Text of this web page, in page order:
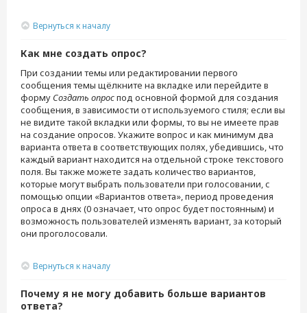
Вернуться к началу
Как мне создать опрос?
При создании темы или редактировании первого
сообщения темы щёлкните на вкладке или перейдите в
формуСоздать опроспод основной формой для создания
сообщения, в зависимости от используемого стиля; если вы
не видите такой вкладки или формы, то вы не имеете прав
на создание опросов. Укажите вопрос и как минимум два
варианта ответа в соответствующих полях, убедившись, что
каждый вариант находится на отдельной строке текстового
поля. Вы также можете задать количество вариантов,
которые могут выбрать пользователи при голосовании, с
помощью опции «Вариантов ответа», период проведения
опроса в днях (0 означает, что опрос будет постоянным) и
возможность пользователей изменять вариант, за который
они проголосовали.
Вернуться к началу
Почему я не могу добавить больше вариантов
ответа?